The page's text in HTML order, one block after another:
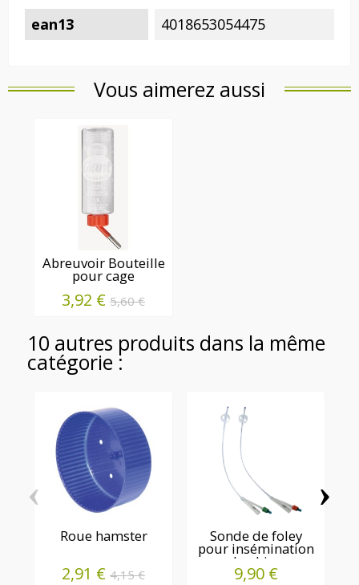
ean13 4018653054475
Vous aimerez aussi
Abreuvoir Bouteille
pour cage
3,92 € 5,60 €
10 autres produits dans la même
catégorie :
Roue hamster
2,91 € 4,15 €
Sonde de foley
pour insémination
du chien
9,90 €
‹ ›